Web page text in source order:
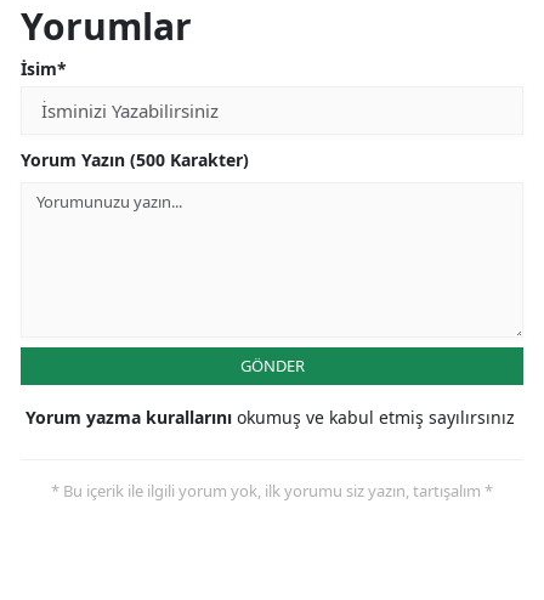
Yorumlar
İsim*
Yorum Yazın (500 Karakter)
GÖNDER
Yorum yazma kurallarını okumuş ve kabul etmiş sayılırsınız
* Bu içerik ile ilgili yorum yok, ilk yorumu siz yazın, tartışalım *